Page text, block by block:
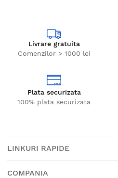
Livrare gratuita
Comenzilor > 1000 lei
Plata securizata
100% plata securizata
LINKURI RAPIDE
COMPANIA